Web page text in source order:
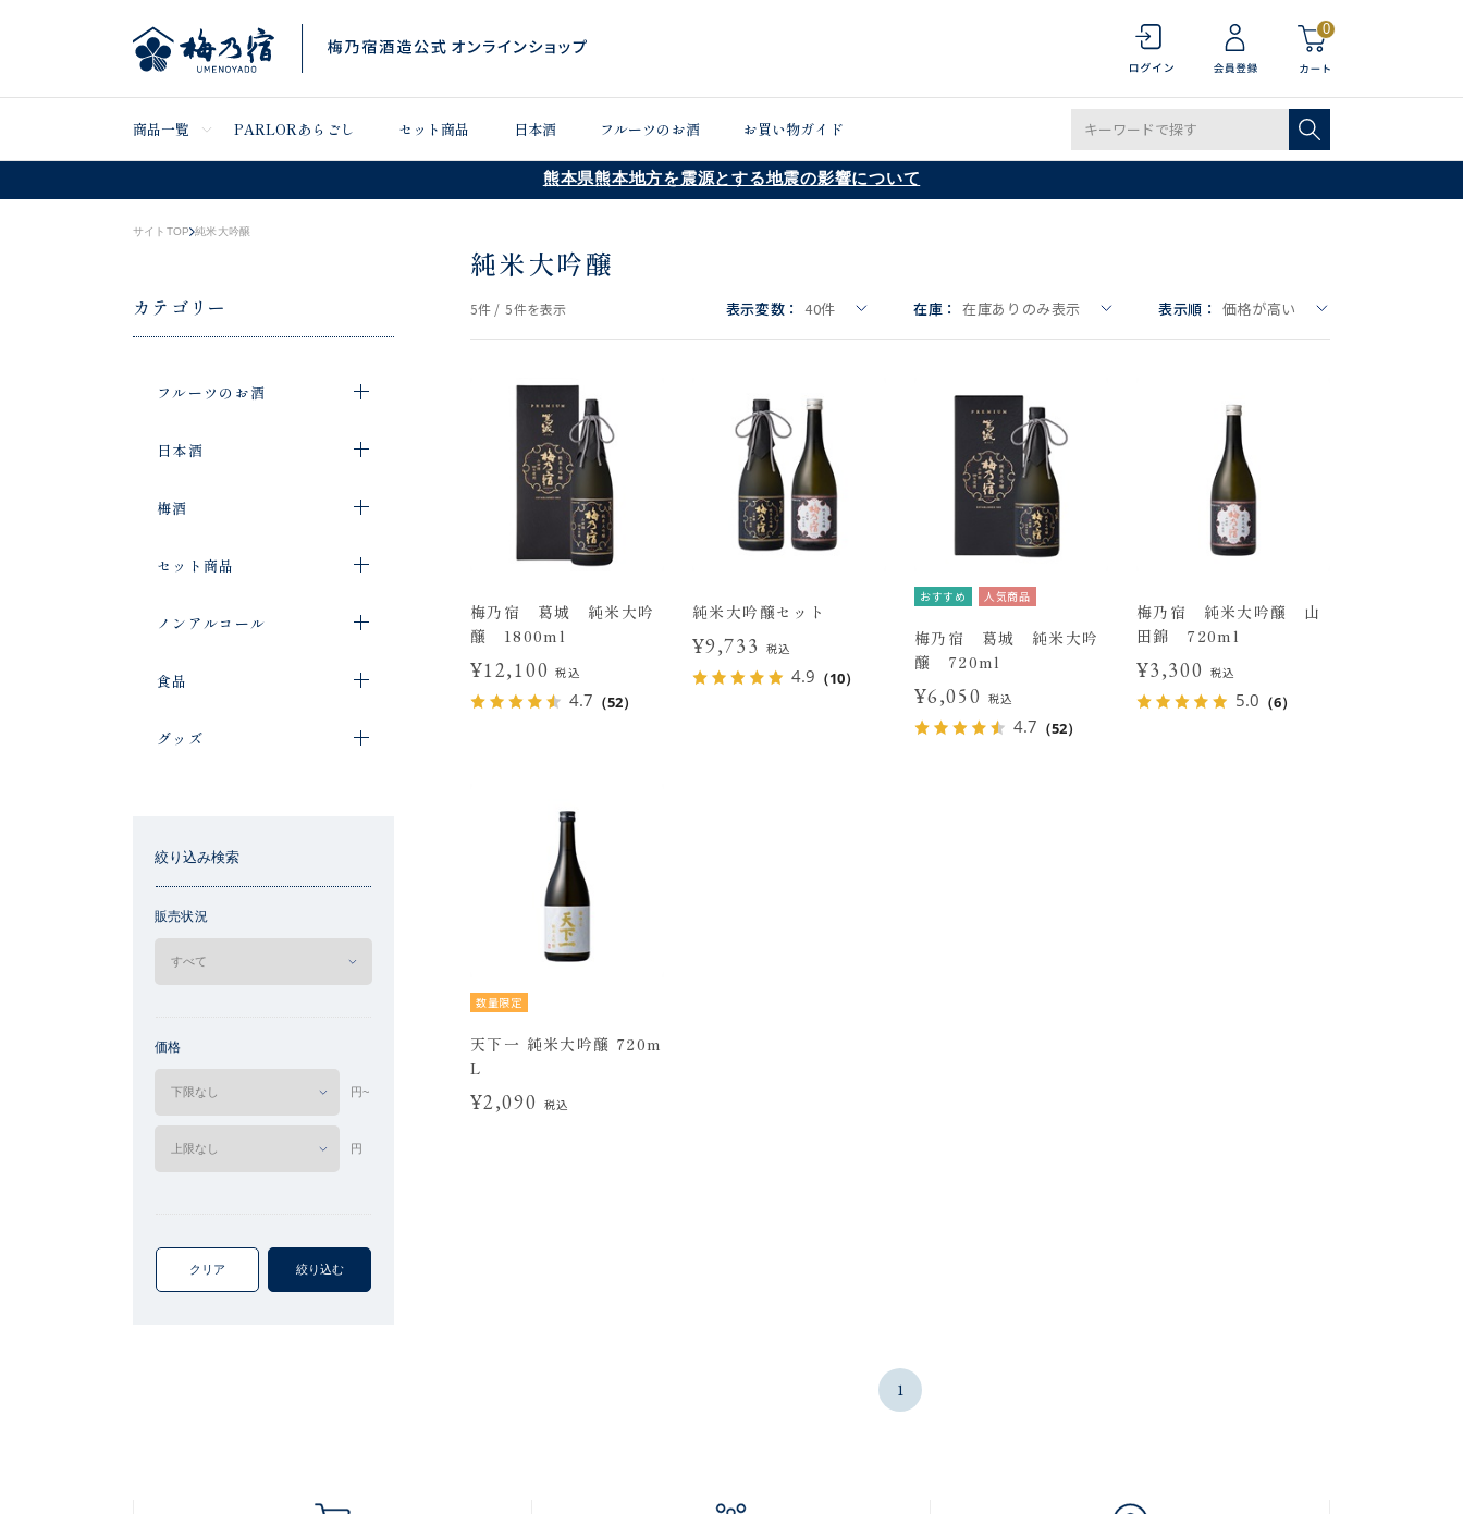
0
商品一覧 PARLORあらごし セット商品 日本酒 フルーツのお酒 お買い物ガイド
熊本県熊本地方を震源とする地震の影響について
サイトTOP 純米大吟醸
カテゴリー
フルーツのお酒
日本酒
梅酒
セット商品
ノンアルコール
食品
グッズ
絞り込み検索
販売状況
価格
円~
円
クリア 絞り込む
純米大吟醸
5件 / 5件を表示 表示変数： 40件 在庫： 在庫ありのみ表示 表示順： 価格が高い
梅乃宿 葛城 純米大吟
醸 1800ml
¥12,100税込
4.7 （52）
純米大吟醸セット
¥9,733 税込
4.9 （10）
おすすめ 人気商品
梅乃宿 葛城 純米大吟
醸 720ml
¥6,050 税込
4.7 （52）
梅乃宿 純米大吟醸 山
田錦 720ml
¥3,300 税込
5.0 （6）
数量限定
天下一 純米大吟醸 720m
L
¥2,090 税込
1